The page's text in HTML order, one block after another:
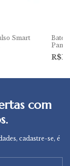
Smart
com
cadastre-se, é